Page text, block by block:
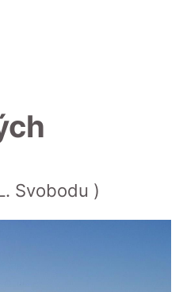
Svobodu )